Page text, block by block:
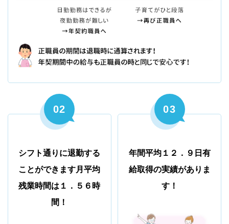
02
シフト通りに退勤する
ことができます月平均
残業時間は１．５６時
間！
03
年間平均１２．９日有
給取得の実績がありま
す！